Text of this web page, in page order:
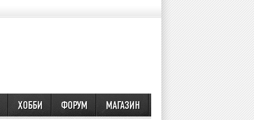
ХОББИ ФОРУМ МАГАЗИН